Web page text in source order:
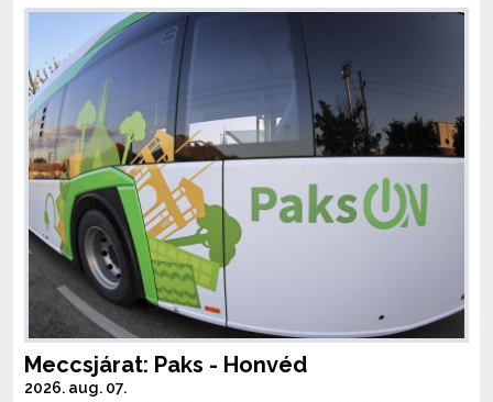
Meccsjárat: Paks - Honvéd
2026. aug. 07.